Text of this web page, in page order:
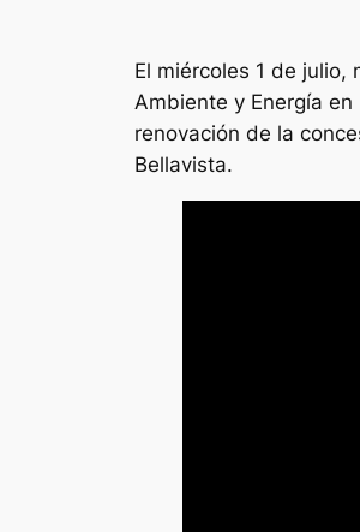
El miércoles 1 de
Ambiente y Energía
renovación de la
Bellavista.